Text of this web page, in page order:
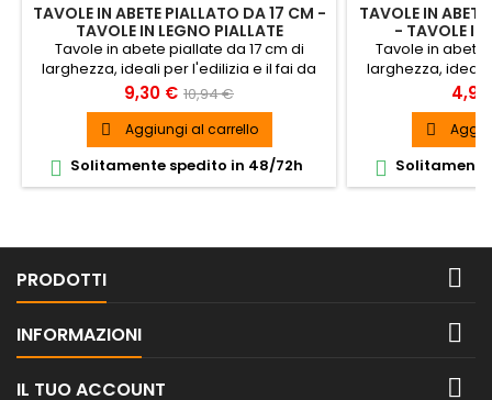
TAVOLE IN ABETE PIALLATO DA 17 CM -
TAVOLE IN LEGNO PIALLATE
Tavole in abete piallate da 17 cm di
larghezza, ideali per l'edilizia e il fai da
te. Tavole carpenteria in legno di abete
piallato.
Prezzo
9,30 € Prezzo
base
10,94 €
 Aggiungi al carrello
 Solitamente spedito in 48/72h
TAVOLE IN
- TAVOLE IN
Tavole in abete
larghezza, ideali
te. Tavole


PRODOTTI 
INFORMAZIONI 
IL TUO ACCOUNT 